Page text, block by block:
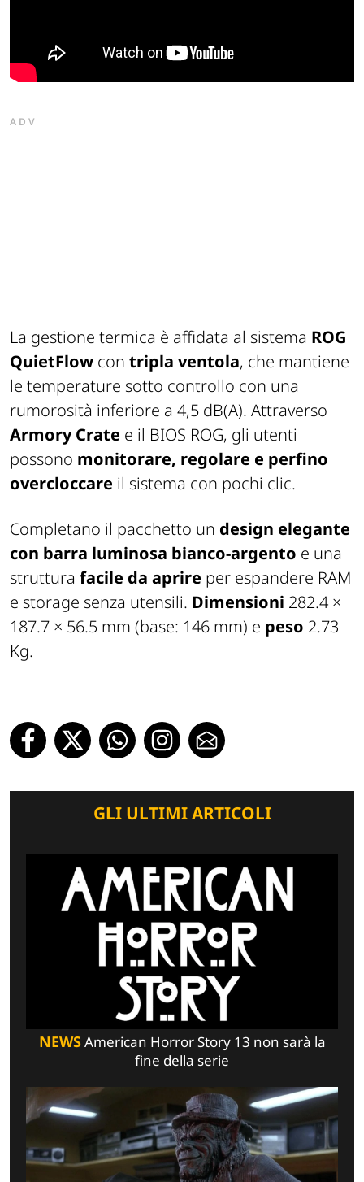
ADV
La gestione termica è affidata al sistema ROG
QuietFlow con tripla ventola, che mantiene
le temperature sotto controllo con una
rumorosità inferiore a 4,5 dB(A). Attraverso
Armory Crate e il BIOS ROG, gli utenti
possono monitorare, regolare e perfino
overcloccare il sistema con pochi clic.
Completano il pacchetto un design elegante
con barra luminosa bianco-argento e una
struttura facile da aprire per espandere RAM
e storage senza utensili. Dimensioni 282.4 ×
187.7 × 56.5 mm (base: 146 mm) e peso 2.73
Kg.
GLI ULTIMI ARTICOLI
NEWSAmerican Horror Story 13 non sarà la
fine della serie